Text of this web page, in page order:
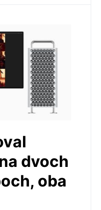
dvoch
oba